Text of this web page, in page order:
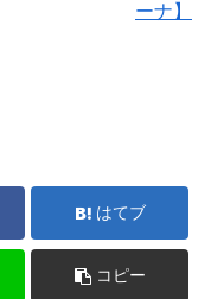
ーナ】
はてブ
コピー